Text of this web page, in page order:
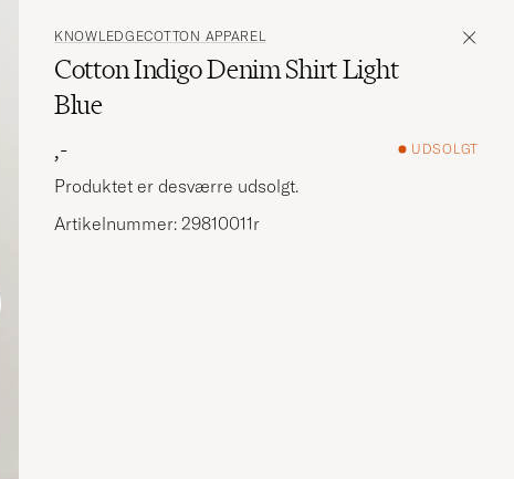
KNOWLEDGECOTTON APPAREL
Cotton Indigo Denim Shirt Light
Blue
,-
UDSOLGT
Produktet er desværre udsolgt.
Artikelnummer: 29810011r